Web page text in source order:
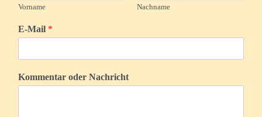
Vorname Nachname
E-Mail *
Kommentar oder Nachricht